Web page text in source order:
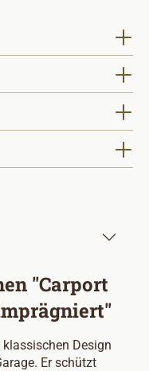
"Carport
Design
Er schützt